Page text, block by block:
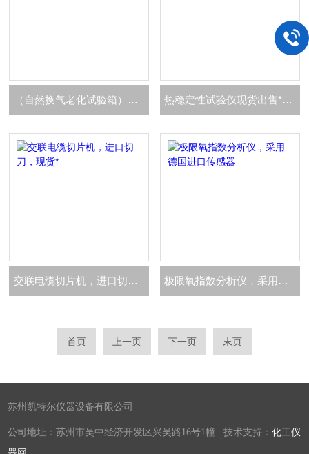
（自然换气老化试验箱）空气热老化试验箱生产商 热稳定性试验仪现货出售*生产商
交联电缆切片机，进口切刀，现货* 极限氧指数分析仪，采用德国进口传感器
首页 上一页 下一页 末页
苏州凯特尔仪器设备有限公司
公司地址：苏州市吴中经济开发区兴吴路16号1幢 技术支持：化工仪